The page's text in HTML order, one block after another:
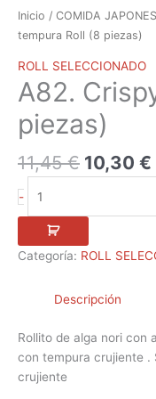
Inicio / COMIDA
tempura Roll (8 piezas)
ROLL SELECCIONADO
A82.
piezas)
11,45€ 10,30 €
-
Categoría: ROLL
Descripción
Rollito de alga nori con
con tempura crujiente .
crujiente